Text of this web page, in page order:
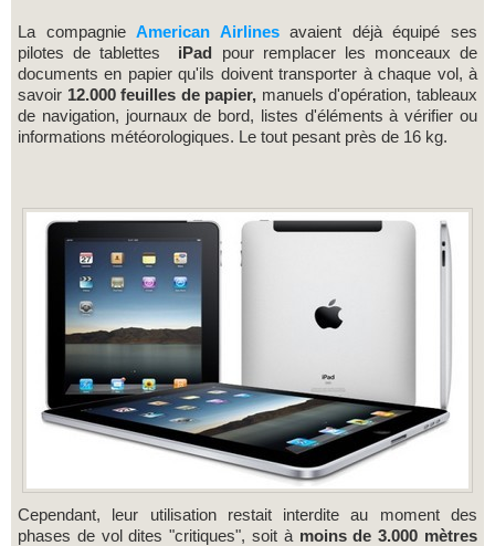
La compagnieAmerican Airlines avaient déjà équipé ses
pilotes de tablettes iPad pour remplacer les monceaux de
documents en papier qu'ils doivent transporter à chaque vol, à
savoir 12.000 feuilles de papier, manuels d'opération, tableaux
de navigation, journaux de bord, listes d'éléments à vérifier ou
informations météorologiques. Le tout pesant près de 16 kg.
Cependant, leur utilisation restait interdite au moment des
phases de vol dites "critiques", soit à moins de 3.000 mètres